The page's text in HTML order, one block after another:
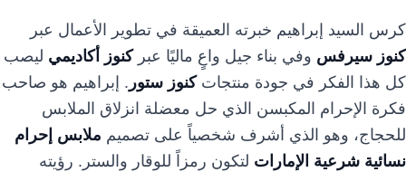
كرس السيد إبراهيم خبرته العميقة في تطوير الأعمال عبر
كنوز سيرفس وفي بناء جيل واعٍ ماليًا عبركنوز أكاديمي ليصب
كل هذا الفكر في جودة منتجاتكنوز ستور . إبراهيم هو صاحب
فكرة الإحرام المكبسن الذي حل معضلة انزلاق الملابس
للحجاج، وهو الذي أشرف شخصياً على تصميم ملابس إحرام
نسائية شرعية الإمارات لتكون رمزاً للوقار والستر. رؤيته